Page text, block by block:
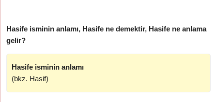
Hasife isminin anlamı, Hasife ne demektir, Hasife ne anlama
gelir?
Hasife isminin anlamı
(bkz. Hasif)